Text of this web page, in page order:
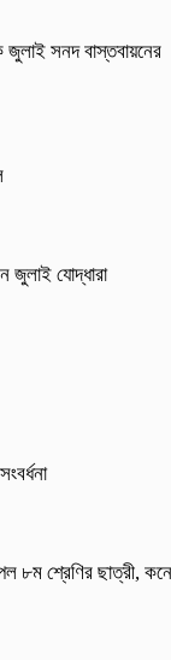
জুলাই সনদ বাস্তবায়নের
জুলাই যোদ্ধারা
৮ম শ্রেণির ছাত্রী,